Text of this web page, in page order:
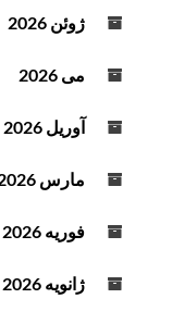
و
ژوئن 2026
می 2026
آوریل 2026
مارس 2026
فوریه 2026
ژانویه 2026